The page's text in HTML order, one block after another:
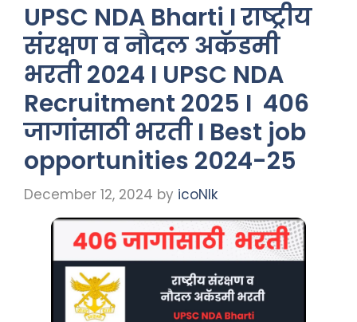
UPSC NDA Bharti I राष्ट्रीय
संरक्षण व नौदल अकॅडमी
भरती 2024 I UPSC NDA
Recruitment 2025 I 406
जागांसाठी भरती I Best job
opportunities 2024-25
December 12, 2024 by icoNIk